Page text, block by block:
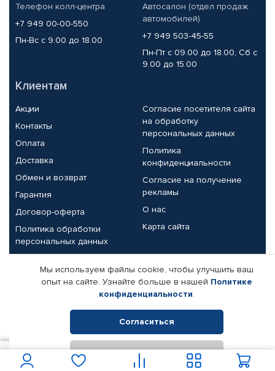
Телефон колл-центра
+7 949 00-00-550
Пн-Вс с 9.00 до 18.00
Автосалон (отдел продаж
автомобилей)
+7 949 503-45-55
Пн-Пт с 09.00 до 18.00, Сб с
9.00 до 15.00
Клиентам
Акции
Контакты
Оплата
Доставка
Обмен и возврат
Гарантия
Договор-оферта
Политика обработки
персональных данных
Согласие посетителя сайта
на обработку
персональных данных
Политика
конфиденциальности
Согласие на получение
рекламы
О нас
Карта сайта
Партнерам
Корпоративным клиентам
Поставщикам
Реквизиты компании
© КАМАЗ ЦЕНТР ДОНЕЦК, 2015-2026. Все права защищены.
Интернет-магазин автомобильных товаров Автопрофи.
Мы используем файлы cookie, чтобы улучшить ваш
опыт на сайте. Узнайте больше в нашей Политике
конфиденциальности.
Согласиться
Отклонить
В корзину